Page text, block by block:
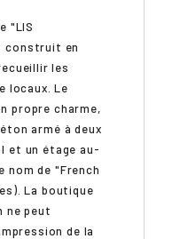
"LIS
construit en
les
locaux. Le
propre charme,
armé à deux
et un étage au-
nom de "French
La boutique
ne peut
de la